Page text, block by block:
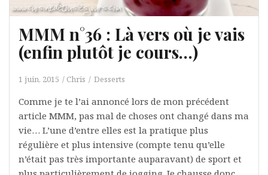
MMM n°36 : Là vers où je vais
(enfin plutôt je cours…)
1 juin, 2015 Chris Desserts
Comme je te l’ai annoncé lors de mon précédent
article MMM, pas mal de choses ont changé dans ma
vie… L’une d’entre elles est la pratique plus
régulière et plus intensive (compte tenu qu’elle
n’était pas très importante auparavant) de sport et